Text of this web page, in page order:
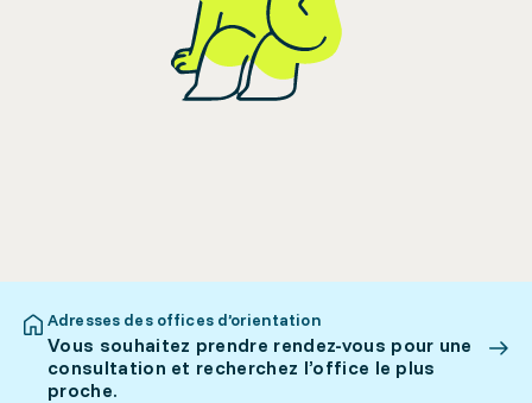
Adresses des offices d’orientation
Vous souhaitez prendre rendez-vous pour une
consultation et recherchez l’office le plus
proche.